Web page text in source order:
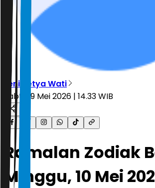
Leni Setya Wati
Sabtu, 9 Mei 2026 | 14.33 WIB
Ramalan Zodiak
Minggu, 10 Mei